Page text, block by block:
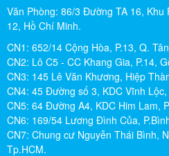
Văn Phòng: 86/3 Đường TA 16, Khu
12, Hồ Chí Minh.
CN1: 652/14 Cộng Hòa, P.13, Q.
CN2: Lô C5 - CC Khang Gia, P.14,
CN3: 145 Lê Văn Khương, Hiệp
CN4: 45 Đường số 3, KDC Vĩnh
CN5: 64 Đường A4, KDC Him Lam,
CN6: 169/54 Lương Đình Của,
CN7: Chung cư Nguyễn Thái Bình,
Tp.HCM.